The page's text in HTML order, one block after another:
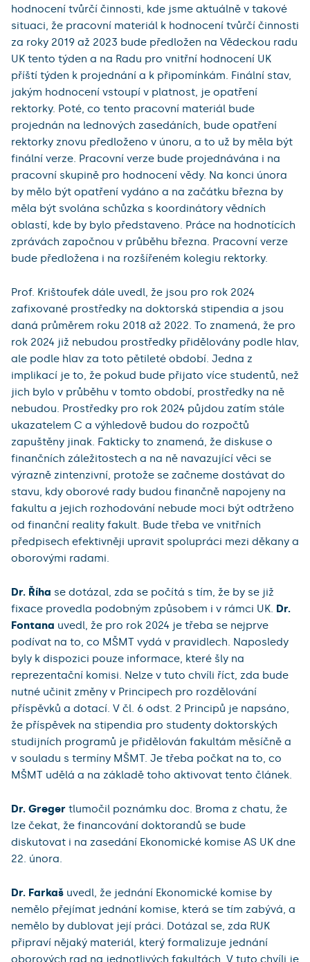
hodnocení tvůrčí činnosti, kde jsme aktuálně v takové
situaci, že pracovní materiál k hodnocení tvůrčí činnosti
za roky 2019 až 2023 bude předložen na Vědeckou radu
UK tento týden a na Radu pro vnitřní hodnocení UK
příští týden k projednání a k připomínkám. Finální stav,
jakým hodnocení vstoupí v platnost, je opatření
rektorky. Poté, co tento pracovní materiál bude
projednán na lednových zasedáních, bude opatření
rektorky znovu předloženo v únoru, a to už by měla být
finální verze. Pracovní verze bude projednávána i na
pracovní skupině pro hodnocení vědy. Na konci února
by mělo být opatření vydáno a na začátku března by
měla být svolána schůzka s koordinátory vědních
oblastí, kde by bylo představeno. Práce na hodnotících
zprávách započnou v průběhu března. Pracovní verze
bude předložena i na rozšířeném kolegiu rektorky.
Prof. Krištoufek dále uvedl, že jsou pro rok 2024
zafixované prostředky na doktorská stipendia a jsou
daná průměrem roku 2018 až 2022. To znamená, že pro
rok 2024 již nebudou prostředky přidělovány podle hlav,
ale podle hlav za toto pětileté období. Jedna z
implikací je to, že pokud bude přijato více studentů, než
jich bylo v průběhu v tomto období, prostředky na ně
nebudou. Prostředky pro rok 2024 půjdou zatím stále
ukazatelem C a výhledově budou do rozpočtů
zapuštěny jinak. Fakticky to znamená, že diskuse o
finančních záležitostech a na ně navazující věci se
výrazně zintenzivní, protože se začneme dostávat do
stavu, kdy oborové rady budou finančně napojeny na
fakultu a jejich rozhodování nebude moci být odtrženo
od finanční reality fakult. Bude třeba ve vnitřních
předpisech efektivněji upravit spolupráci mezi děkany a
oborovými radami.
Dr. Říha se dotázal, zda se počítá s tím, že by se již
fixace provedla podobným způsobem i v rámci UK. Dr.
Fontana uvedl, že pro rok 2024 je třeba se nejprve
podívat na to, co MŠMT vydá v pravidlech. Naposledy
byly k dispozici pouze informace, které šly na
reprezentační komisi. Nelze v tuto chvíli říct, zda bude
nutné učinit změny v Principech pro rozdělování
příspěvků a dotací. V čl. 6 odst. 2 Principů je napsáno,
že příspěvek na stipendia pro studenty doktorských
studijních programů je přidělován fakultám měsíčně a
v souladu s termíny MŠMT. Je třeba počkat na to, co
MŠMT udělá a na základě toho aktivovat tento článek.
Dr. Greger tlumočil poznámku doc. Broma z chatu, že
lze čekat, že financování doktorandů se bude
diskutovat i na zasedání Ekonomické komise AS UK dne
22. února.
Dr. Farkaš uvedl, že jednání Ekonomické komise by
nemělo přejímat jednání komise, která se tím zabývá, a
nemělo by dublovat její práci. Dotázal se, zda RUK
připraví nějaký materiál, který formalizuje jednání
oborových rad na jednotlivých fakultách. V tuto chvíli je